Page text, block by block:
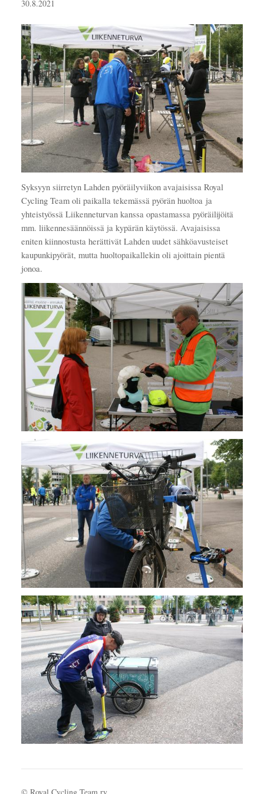
30.8.2021
Syksyyn siirretyn Lahden pyöräilyviikon avajaisissa Royal
Cycling Team oli paikalla tekemässä pyörän huoltoa ja
yhteistyössä Liikenneturvan kanssa opastamassa pyöräilijöitä
mm. liikennesäännöissä ja kypärän käytössä. Avajaisissa
eniten kiinnostusta herättivät Lahden uudet sähköavusteiset
kaupunkipyörät, mutta huoltopaikallekin oli ajoittain pientä
jonoa.
© Royal Cycling Team ry